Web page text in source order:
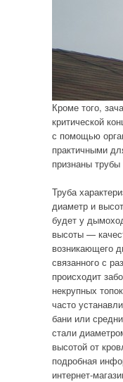
Кроме того,
критической
с помощью
практичными
признаны
Труба
диаметр и
будет у
высоты —
возникающего
связанного с
происходит
некрупных
часто
бани или
стали
высотой от
подробная
интернет-